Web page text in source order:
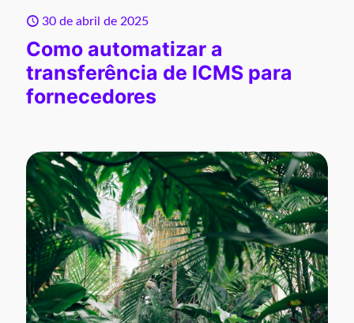
30 de abril de 2025
Como automatizar a
transferência de ICMS para
fornecedores